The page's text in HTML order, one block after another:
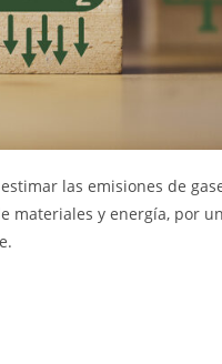
las emisiones de
materiales y energía, por